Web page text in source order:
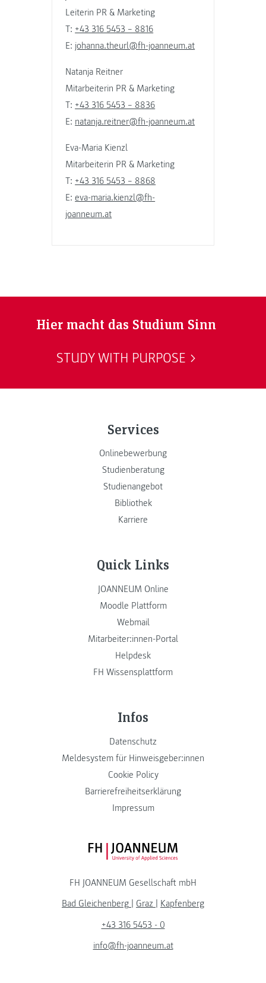
Leiterin PR & Marketing
T: +43 316 5453 – 8816
E: johanna.theurl@fh-joanneum.at
Natanja Reitner
Mitarbeiterin PR & Marketing
T: +43 316 5453 – 8836
E: natanja.reitner@fh-joanneum.at
Eva-Maria Kienzl
Mitarbeiterin PR & Marketing
T: +43 316 5453 – 8868
E:eva-maria.kienzl@fh-
joanneum.at
Hier macht das Studium Sinn
STUDY WITH PURPOSE
Services
Onlinebewerbung
Studienberatung
Studienangebot
Bibliothek
Karriere
Quick Links
JOANNEUM Online
Moodle Plattform
Webmail
Mitarbeiter:innen-Portal
Helpdesk
FH Wissensplattform
Infos
Datenschutz
Meldesystem für Hinweisgeber:innen
Cookie Policy
Barrierefreiheitserklärung
Impressum
FH JOANNEUM Logo
FH JOANNEUM Gesellschaft mbH
Bad Gleichenberg
Graz
Kapfenberg
+43 316 5453 - 0
info@fh-joanneum.at